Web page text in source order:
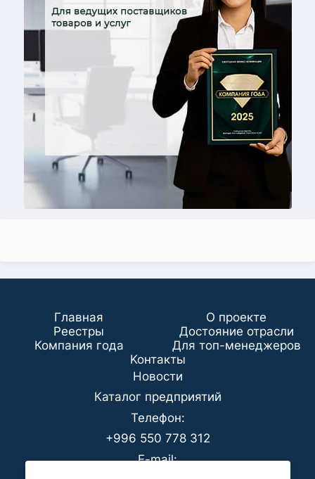
Главная
О проекте
Реестры
Достояние отрасли
Компания года
Для топ-менеджеров
Koнтaкты
Новости
Каталог предприятий
Телефон:
+996 550 778 312
E-mail: